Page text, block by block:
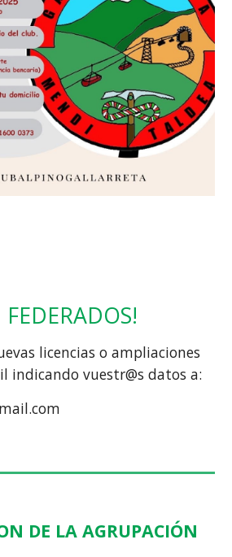
licencias o ampliaciones
indicando vuestr@s datos a:
DE LA AGRUPACIÓN